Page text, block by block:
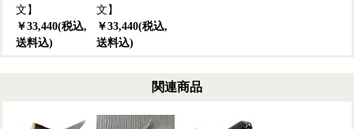
文】
￥33,440(税込,
送料込)
文】
￥33,440(税込,
送料込)
関連商品